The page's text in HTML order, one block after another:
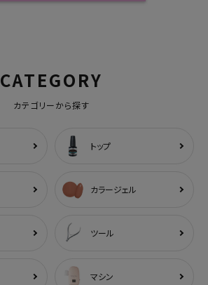
CATEGORY
カテゴリーから探す
トップ
カラージェル
ツール
マシン